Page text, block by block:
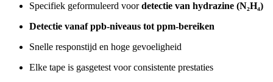
Specifiek geformuleerd voordetectie van hydrazine (N₂H₄)
Detectie vanaf ppb-niveaus tot ppm-bereiken
Snelle responstijd en hoge gevoeligheid
Elke tape is gasgetest voor consistente prestaties